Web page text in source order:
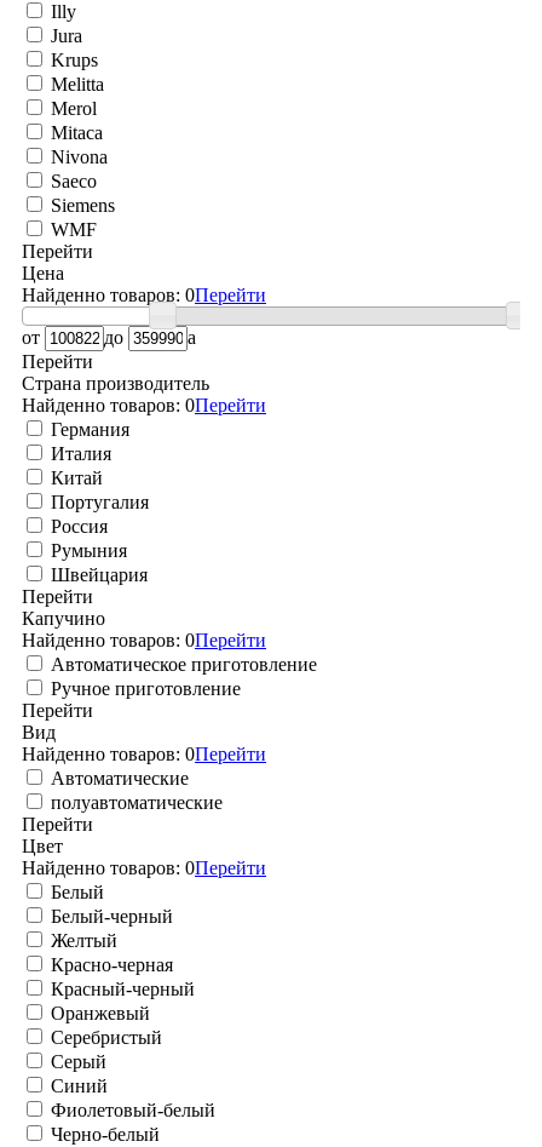
Illy
Jura
Krups
Melitta
Merol
Mitaca
Nivona
Saeco
Siemens
WMF
Перейти
Цена
Найденно товаров: 0Перейти
от до
a
Перейти
Страна производитель
Найденно товаров: 0Перейти
Германия
Италия
Китай
Португалия
Россия
Румыния
Швейцария
Перейти
Капучино
Найденно товаров: 0Перейти
Автоматическое приготовление
Ручное приготовление
Перейти
Вид
Найденно товаров: 0Перейти
Автоматические
полуавтоматические
Перейти
Цвет
Найденно товаров: 0Перейти
Белый
Белый-черный
Желтый
Красно-черная
Красный-черный
Оранжевый
Серебристый
Серый
Синий
Фиолетовый-белый
Черно-белый